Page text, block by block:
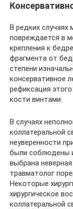
В редких случаях
повреждается в
крепления к
фрагмента от
степени
консервативное
рефиксация
кости винтами.
В случаях
коллатеральной
неуверенности
были соблюдены
выбрана
травматолог
Некоторые
хирургическое
коллатеральной